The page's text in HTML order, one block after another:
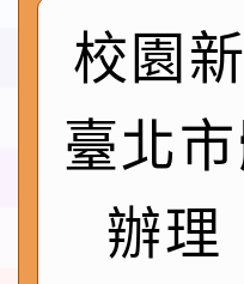
請一案
026
會」之
本校
第2次
告(採1
115 年
0 小時
「115
「
校園
臺北
辦理